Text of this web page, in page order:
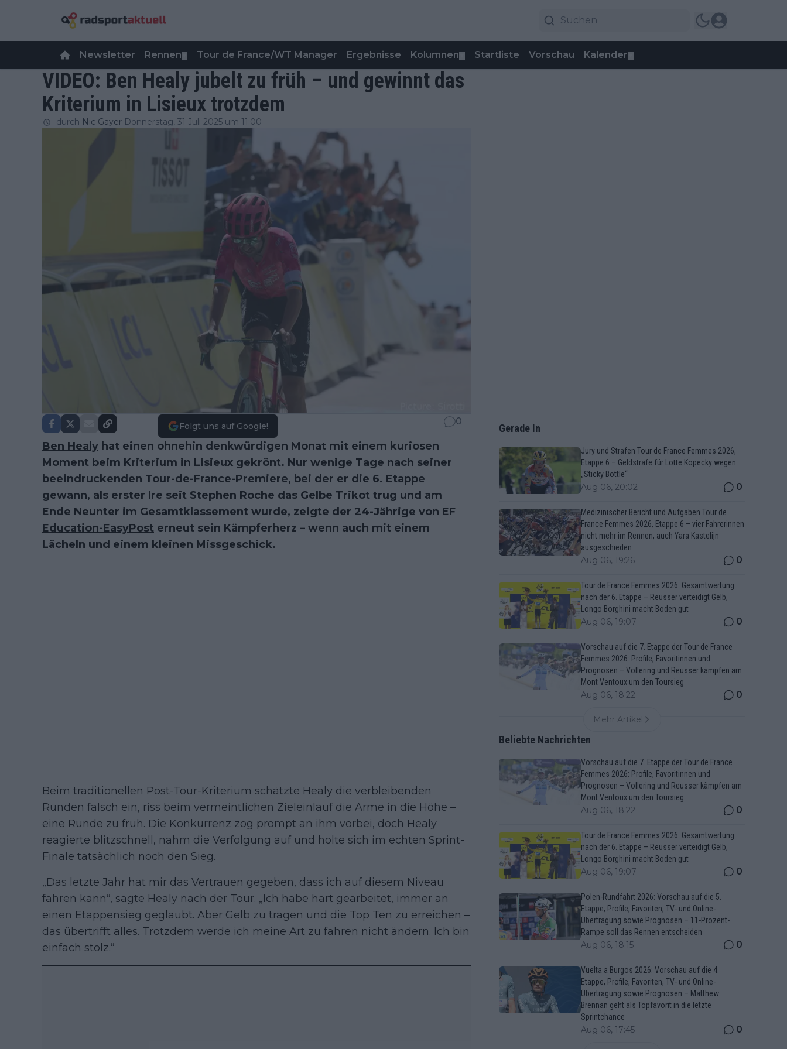
Newsletter Rennen Tour de France/WT Manager Ergebnisse Kolumnen Startliste Vorschau Kalender
VIDEO: Ben Healy jubelt zu früh – und gewinnt das
Kriterium in Lisieux trotzdem
durch Nic Gayer Donnerstag, 31 Juli 2025 um 11:00
Folgt uns auf Google! 0
Ben Healy hat einen ohnehin denkwürdigen Monat mit einem kuriosen
Moment beim Kriterium in Lisieux gekrönt. Nur wenige Tage nach seiner
beeindruckenden Tour-de-France-Premiere, bei der er die 6. Etappe
gewann, als erster Ire seit Stephen Roche das Gelbe Trikot trug und am
Ende Neunter im Gesamtklassement wurde, zeigte der 24-Jährige von EF
Education-EasyPost erneut sein Kämpferherz – wenn auch mit einem
Lächeln und einem kleinen Missgeschick.
Beim traditionellen Post-Tour-Kriterium schätzte Healy die verbleibenden
Runden falsch ein, riss beim vermeintlichen Zieleinlauf die Arme in die Höhe –
eine Runde zu früh. Die Konkurrenz zog prompt an ihm vorbei, doch Healy
reagierte blitzschnell, nahm die Verfolgung auf und holte sich im echten Sprint-
Finale tatsächlich noch den Sieg.
„Das letzte Jahr hat mir das Vertrauen gegeben, dass ich auf diesem Niveau
fahren kann“, sagte Healy nach der Tour. „Ich habe hart gearbeitet, immer an
einen Etappensieg geglaubt. Aber Gelb zu tragen und die Top Ten zu erreichen –
das übertrifft alles. Trotzdem werde ich meine Art zu fahren nicht ändern. Ich bin
einfach stolz.“
Gerade In
Jury und Strafen Tour de France Femmes 2026,
Etappe 6 – Geldstrafe für Lotte Kopecky wegen
„Sticky Bottle“
Aug 06, 20:02 0
Medizinischer Bericht und Aufgaben Tour de
France Femmes 2026, Etappe 6 – vier Fahrerinnen
nicht mehr im Rennen, auch Yara Kastelijn
ausgeschieden
Aug 06, 19:26 0
Tour de France Femmes 2026: Gesamtwertung
nach der 6. Etappe – Reusser verteidigt Gelb,
Longo Borghini macht Boden gut
Aug 06, 19:07 0
Vorschau auf die 7. Etappe der Tour de France
Femmes 2026: Profile, Favoritinnen und
Prognosen – Vollering und Reusser kämpfen am
Mont Ventoux um den Toursieg
Aug 06, 18:22 0
Mehr Artikel
Beliebte Nachrichten
Vorschau auf die 7. Etappe der Tour de France
Femmes 2026: Profile, Favoritinnen und
Prognosen – Vollering und Reusser kämpfen am
Mont Ventoux um den Toursieg
Aug 06, 18:22 0
Tour de France Femmes 2026: Gesamtwertung
nach der 6. Etappe – Reusser verteidigt Gelb,
Longo Borghini macht Boden gut
Aug 06, 19:07 0
Polen-Rundfahrt 2026: Vorschau auf die 5.
Etappe, Profile, Favoriten, TV- und Online-
Übertragung sowie Prognosen – 11-Prozent-
Rampe soll das Rennen entscheiden
Aug 06, 18:15 0
Vuelta a Burgos 2026: Vorschau auf die 4.
Etappe, Profile, Favoriten, TV- und Online-
Übertragung sowie Prognosen – Matthew
Brennan geht als Topfavorit in die letzte
Sprintchance
Aug 06, 17:45 0